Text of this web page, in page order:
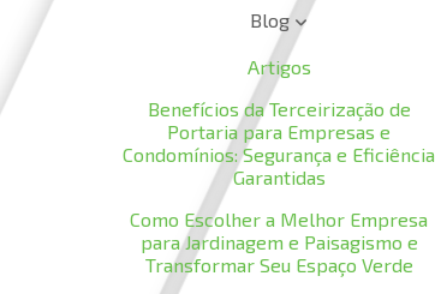
Blog
Artigos
Benefícios da Terceirização de
Portaria para Empresas e
Condomínios: Segurança e Eficiência
Garantidas
Como Escolher a Melhor Empresa
para Jardinagem e Paisagismo e
Transformar Seu Espaço Verde